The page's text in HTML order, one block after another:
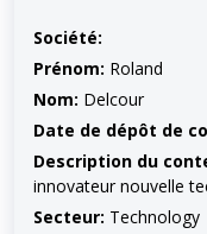
Société:
Prénom: Roland
Nom: Delcour
Date de dépôt de
Description du
innovateur nouvelle
Secteur: Technology